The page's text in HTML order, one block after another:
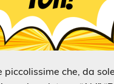
piccolissime che, da